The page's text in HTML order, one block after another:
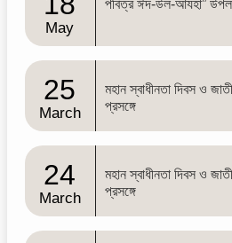
May
পবিত্র ঈদ-উল-আযহা”
25
March
মহান স্বাধীনতা দিবস ও
প্রসঙ্গে
24
March
মহান স্বাধীনতা দিবস ও
প্রসঙ্গে